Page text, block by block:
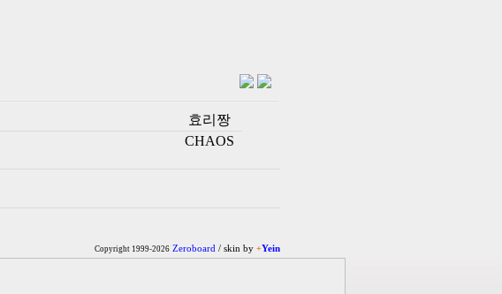
효리짱
CHAOS
Copyright 1999-2026 Zeroboard / skin by +Yein